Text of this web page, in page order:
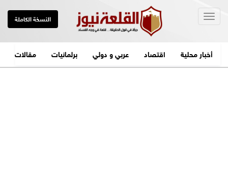
النسخة الكاملة
أخبار محلية اقتصاد عربي و دولي برلمانيات مقالات